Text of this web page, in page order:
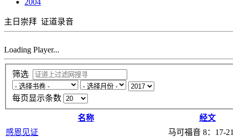
主日崇拜 证道录音
Loading Player...
筛选
每页显示条数
名称 经文
感恩见证
马可福音 8：17-21